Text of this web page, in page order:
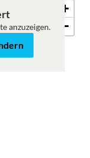
+
−
anzuzeigen.